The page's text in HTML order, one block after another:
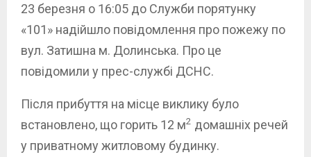
23 березня о 16:05 до Служби порятунку
«101» надійшло повідомлення про пожежу по
вул. Затишна м. Долинська. Про це
повідомили у прес-службі ДСНС.
Після прибуття на місце виклику було
встановлено, що горить 12 м2 домашніх речей
у приватному житловому будинку.